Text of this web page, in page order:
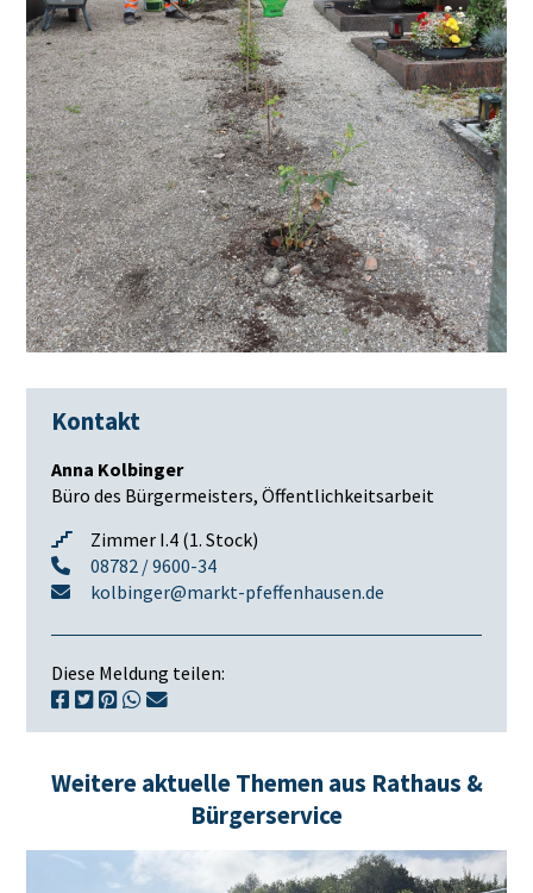
Kontakt
Anna Kolbinger
Büro des Bürgermeisters, Öffentlichkeitsarbeit
Zimmer I.4 (1. Stock)
08782 / 9600-34
kolbinger@markt-pfeffenhausen.de
Diese Meldung teilen:
Weitere aktuelle Themen aus Rathaus &
Bürgerservice